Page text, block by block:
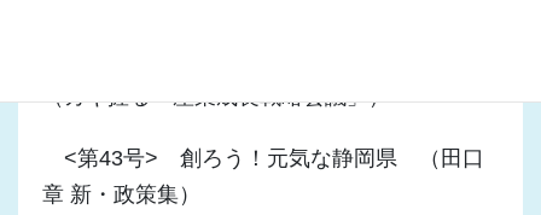
（カギ握る「産業成長戦略会議」）
<第43号> 創ろう！元気な静岡県 （田口
章 新・政策集）